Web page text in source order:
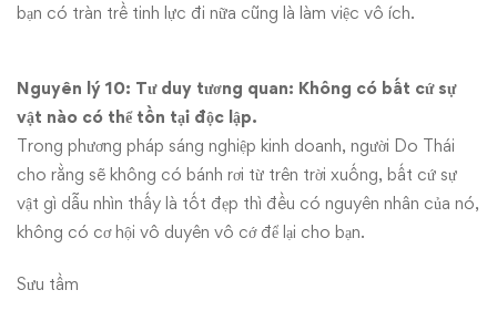
bạn có tràn trề tinh lực đi nữa cũng là làm việc vô ích.
Nguyên lý 10: Tư duy tương quan: Không có bất cứ sự
vật nào có thể tồn tại độc lập.
Trong phương pháp sáng nghiệp kinh doanh, người Do Thái
cho rằng sẽ không có bánh rơi từ trên trời xuống, bất cứ sự
vật gì dẫu nhìn thấy là tốt đẹp thì đều có nguyên nhân của nó,
không có cơ hội vô duyên vô cớ để lại cho bạn.
Sưu tầm